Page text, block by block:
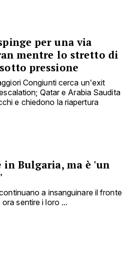
per una via
mentre lo stretto di
pressione
Congiunti cerca un'exit
Qatar e Arabia Saudita
e chiedono la riapertura
Bulgaria, ma è 'un
a insanguinare il fronte
sentire i loro ...